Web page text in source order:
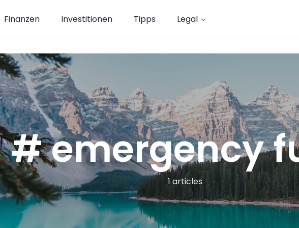
Finanzen Investitionen Tipps Legal
# emergency
1 articles